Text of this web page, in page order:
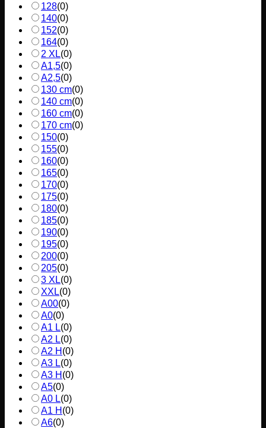
128(0)
140(0)
152(0)
164(0)
2 XL(0)
A1,5(0)
A2,5(0)
130 cm(0)
140 cm(0)
160 cm(0)
170 cm(0)
150(0)
155(0)
160(0)
165(0)
170(0)
175(0)
180(0)
185(0)
190(0)
195(0)
200(0)
205(0)
3 XL(0)
XXL(0)
A00(0)
A0(0)
A1 L(0)
A2 L(0)
A2 H (0)
A3 L(0)
A3 H (0)
A5(0)
A0 L(0)
A1 H (0)
A6(0)